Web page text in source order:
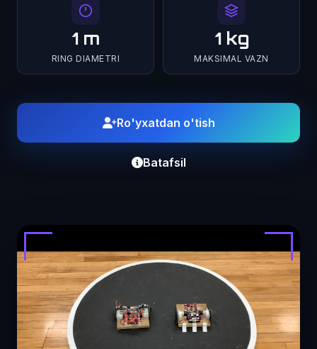
1 m
RING DIAMETRI
1 kg
MAKSIMAL VAZN
Ro'yxatdan o'tish
Batafsil